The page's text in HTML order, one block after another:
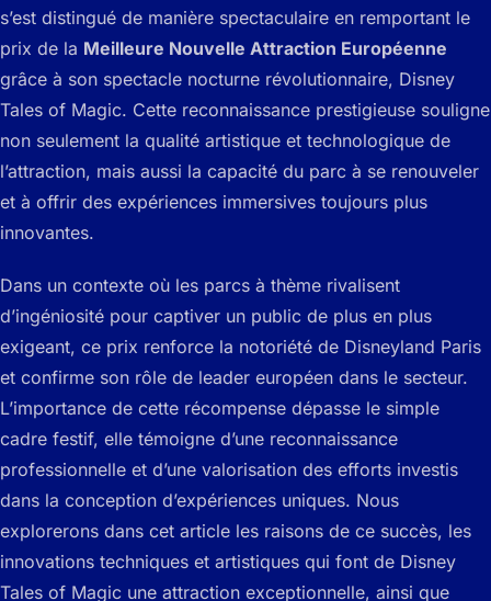
s’est distingué de manière spectaculaire en remportant le
prix de la Meilleure Nouvelle Attraction Européenne
grâce à son spectacle nocturne révolutionnaire, Disney
Tales of Magic. Cette reconnaissance prestigieuse souligne
non seulement la qualité artistique et technologique de
l’attraction, mais aussi la capacité du parc à se renouveler
et à offrir des expériences immersives toujours plus
innovantes.
Dans un contexte où les parcs à thème rivalisent
d’ingéniosité pour captiver un public de plus en plus
exigeant, ce prix renforce la notoriété de Disneyland Paris
et confirme son rôle de leader européen dans le secteur.
L’importance de cette récompense dépasse le simple
cadre festif, elle témoigne d’une reconnaissance
professionnelle et d’une valorisation des efforts investis
dans la conception d’expériences uniques. Nous
explorerons dans cet article les raisons de ce succès, les
innovations techniques et artistiques qui font de Disney
Tales of Magic une attraction exceptionnelle, ainsi que